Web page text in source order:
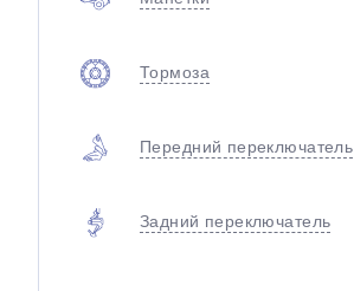
Тормоза
Передний переключатель
Задний переключатель